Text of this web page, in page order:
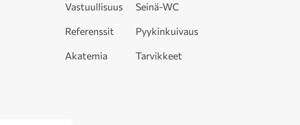
Vastuullisuus
Referenssit
Akatemia
Seinä-WC
Pyykinkuivaus
Tarvikkeet